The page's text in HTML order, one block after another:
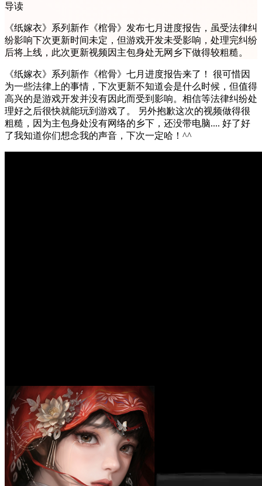
导读
《纸嫁衣》系列新作《棺骨》发布七月进度报告，虽受法律纠
纷影响下次更新时间未定，但游戏开发未受影响，处理完纠纷
后将上线，此次更新视频因主包身处无网乡下做得较粗糙。
《纸嫁衣》系列新作《棺骨》七月进度报告来了！ 很可惜因
为一些法律上的事情，下次更新不知道会是什么时候，但值得
高兴的是游戏开发并没有因此而受到影响。相信等法律纠纷处
理好之后很快就能玩到游戏了。 另外抱歉这次的视频做得很
粗糙，因为主包身处没有网络的乡下，还没带电脑.... 好了好
了我知道你们想念我的声音，下次一定哈！^^